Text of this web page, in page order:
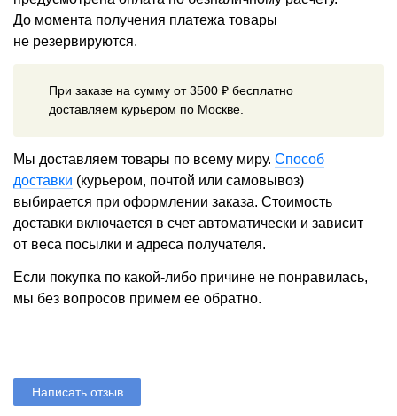
До момента получения платежа товары
не резервируются.
При заказе на сумму от 3500 ₽ бесплатно
доставляем курьером по Москве.
Мы доставляем товары по всему миру. Способ
доставки (курьером, почтой или самовывоз)
выбирается при оформлении заказа. Стоимость
доставки включается в счет автоматически и зависит
от веса посылки и адреса получателя.
Если покупка по какой-либо причине не понравилась,
мы без вопросов примем ее обратно.
Написать отзыв